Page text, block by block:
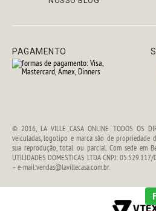
PAGAMENTO
© 2016, LA VILLE CASA ONLINE TODOS OS
veiculadas, logotipo e marca são de propriedade
sua reprodução, total ou parcial. Com sede em
UTILIDADES DOMESTICAS LTDA CNPJ:
– e-mail:vendas@lavillecasa.com.br.